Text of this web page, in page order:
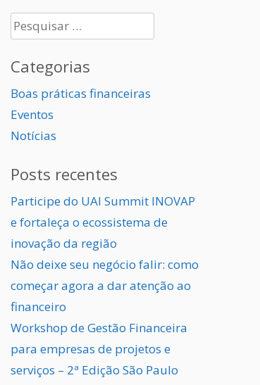
Pesquisar
por:
Categorias
Boas práticas financeiras
Eventos
Notícias
Posts recentes
Participe do UAI Summit INOVAP
e fortaleça o ecossistema de
inovação da região
Não deixe seu negócio falir: como
começar agora a dar atenção ao
financeiro
Workshop de Gestão Financeira
para empresas de projetos e
serviços – 2ª Edição São Paulo